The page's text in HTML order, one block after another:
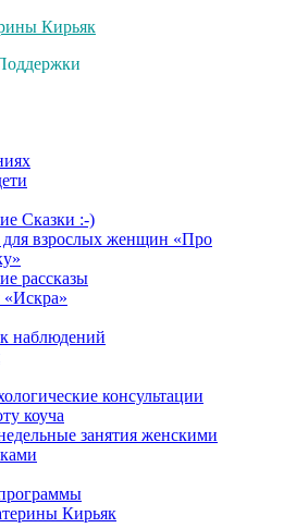
Кирьяк
Сказки :-)
для взрослых женщин «Про
рассказы
наблюдений
консультации
коуча
занятия женскими
Кирьяк